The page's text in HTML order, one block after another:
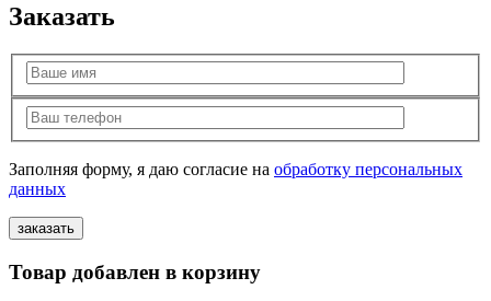
Заказать
Заполняя форму, я даю согласие на обработку персональных
данных
Товар добавлен в корзину